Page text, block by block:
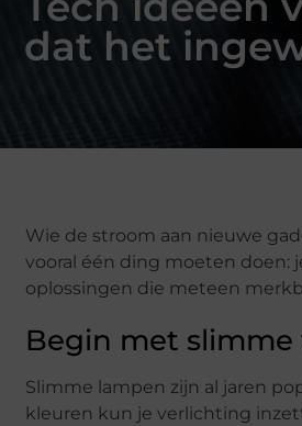
dat het
Wie de stroom aan nieuwe
vooral één ding moeten doen:
oplossingen die meteen
Begin met
Slimme lampen zijn al jaren
kleuren kun je verlichting